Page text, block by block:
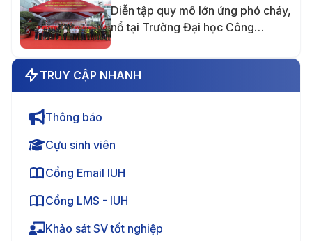
Diễn tập quy mô lớn ứng phó cháy,
nổ tại Trường Đại học Công
nghiệp TP.HCM
TRUY CẬP NHANH
Thông báo
Cựu sinh viên
Cổng Email IUH
Cổng LMS - IUH
Khảo sát SV tốt nghiệp